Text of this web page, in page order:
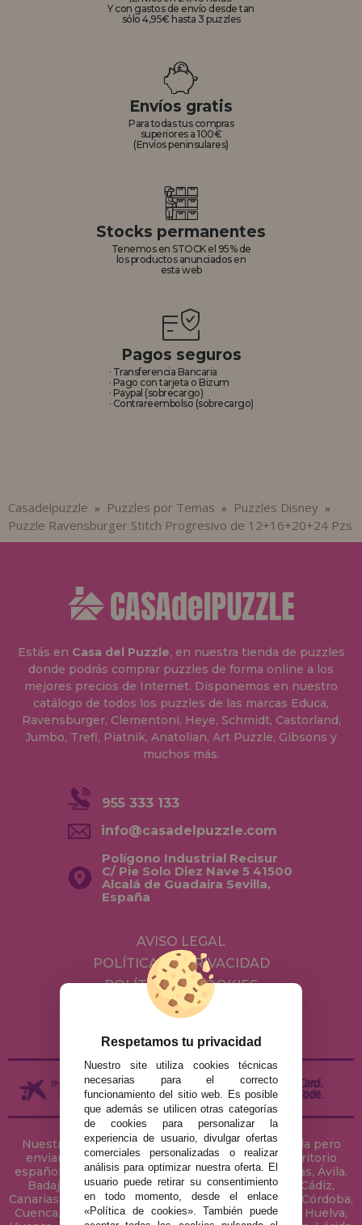
Y con gastos de envío desde tan
sólo 4,95€ hasta 3 puzzles
Envíos gratis
Para todas tus compras
superiores a 100€
(Envíos peninsulares)
Stocks permanentes
Tenemos en STOCK el 95% de
los productos anunciados en
esta web
Pagos seguros
· Transferencia Bancaria
· Pago con tarjeta o Bizum
· Paypal (sobrecargo)
· Contrareembolso (sobrecargo)
Casadelpuzzle » Puzzles por Temas » Puzzles Disney »
Puzzle Ravensburger Stitch Progresivo de 12+16+20+24 Pzs
Estás en Casa del Puzzle, en nuestra tienda de puzzles
donde podrás comprar puzzles de forma online a los
mejores precios de Internet. Disponemos en nuestro
catálogo de todos los puzzles de las marcas Educa,
Ravensburger, Clementoni, Heye, Schmidt, Castorland,
Jumbo, Trefl, Piatnik, Anatolian, Art Puzzle, Gibsons y
muchos más.
955 333 133
info@casadelpuzzle.com
Polígono Industrial Recisur
C/ Pie Solo Diez Nave 5 41500
Alcalá de Guadaira Sevilla,
España
AVISO LEGAL
POLÍTICA DE PRIVACIDAD
POLÍTICA DE COOKIES
ENVÍOS Y DEVOLUCIONES
Nuestra tienda de puzzles está ubicada en Sevilla pero
enviamos tus puzzles a cualquier ciudad del territorio
español: Álava, Albacete, Alicante, Almería, Asturias, Ávila,
Badajoz, Baleares, Barcelona, Burgos, Cáceres, Cádiz,
Canarias, Cantabria, Castellón, Ceuta, Ciudad Real, Córdoba,
Cuenca, Gerona, Granada, Guadalajara, Guipúzcoa, Huelva,
Respetamos tu privacidad
Nuestro site utiliza cookies técnicas
necesarias para el correcto
funcionamiento del sitio web. Es posible
que además se utilicen otras categorías
de cookies para personalizar la
experiencia de usuario, divulgar ofertas
comerciales personalizadas o realizar
análisis para optimizar nuestra oferta. El
usuario puede retirar su consentimiento
en todo momento, desde el enlace
«Política de cookies». También puede